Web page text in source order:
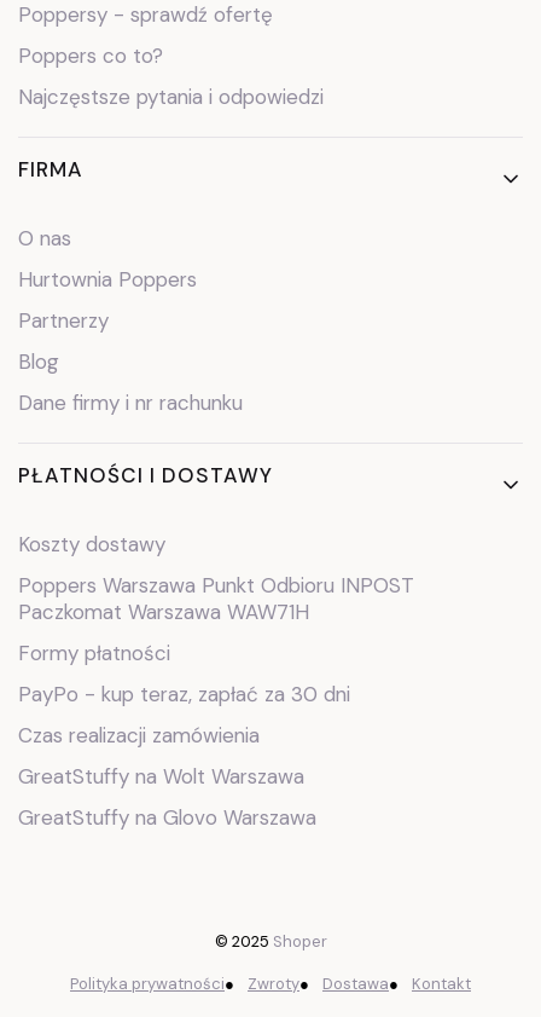
Poppersy - sprawdź ofertę
Poppers co to?
Najczęstsze pytania i odpowiedzi
FIRMA
O nas
Hurtownia Poppers
Partnerzy
Blog
Dane firmy i nr rachunku
PŁATNOŚCI I DOSTAWY
Koszty dostawy
Poppers Warszawa Punkt Odbioru INPOST
Paczkomat Warszawa WAW71H
Formy płatności
PayPo - kup teraz, zapłać za 30 dni
Czas realizacji zamówienia
GreatStuffy na Wolt Warszawa
GreatStuffy na Glovo Warszawa
© 2025 Shoper
Polityka prywatności● Zwroty● Dostawa● Kontakt